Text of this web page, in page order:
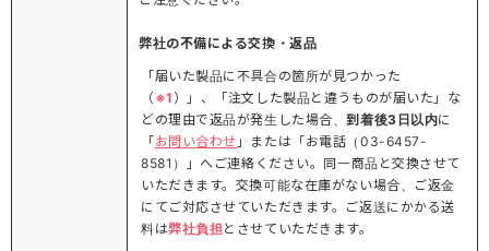
弊社の不備による交換・返品
「届いた製品に不具合の箇所が見つかった
（ ※1 ）」、「注文した製品と違うものが届いた」な
どの理由で返品が発生した場合、 到着後3日以内に
「お問い合わせ 」または「お電話（03-6457-
8581）」へご連絡ください。同一商品と交換させて
いただきます。交換可能な在庫がない場合、ご返金
にてご対応させていただきます。ご返送にかかる送
料は弊社負担 とさせていただきます。